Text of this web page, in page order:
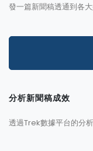
發一篇新聞稿透通到各
分析新聞稿成效
透過Trek數據平台的分